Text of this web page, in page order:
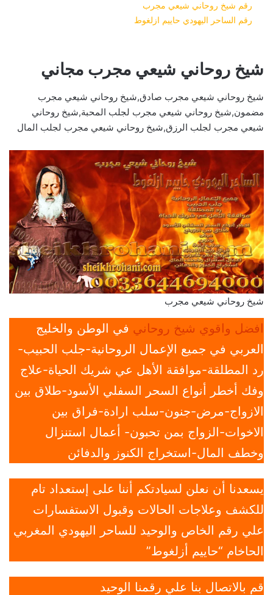
رقم شيخ روحاني شيعي مجرب
رقم الساحر اليهودي حاييم ازلغوط
شيخ روحاني شيعي مجرب مجاني
شيخ روحاني شيعي مجرب صادق,شيخ روحاني شيعي مجرب
مضمون,شيخ روحاني شيعي مجرب لجلب المحبة,شيخ روحاني
شيعي مجرب لجلب الرزق,شيخ روحاني شيعي مجرب لجلب المال
شيخ روحاني شيعي مجرب
افضل واقوي شيخ روحاني في الوطن والخليج
العربي في جميع الإعمال الروحانية-جلب الحبيب-
رد المطلقة-موافقة الأهل عي شريك الحياة-علاج
وفك أخطر أنواع السحر السفلي الأسود-طلاق بين
الازواج-مرض-جنون-سلب ارادة-فراق بين
الاخوات-الزواج بمن تحبون- أعمال استنزال
وخطف المال-استخراج الكنوز والدفائن
يسعدنا أن نعلن لسيادتكم أننا على إستعداد تام
للكشف وعلاجات الحالات وقبول الاستفسارات
علي رقم الخاص والوحيد للساحر اليهودي المغربي
الحاخام “حاييم أزلغوط”
قم بالاتصال بنا علي رقمنا الوحيد